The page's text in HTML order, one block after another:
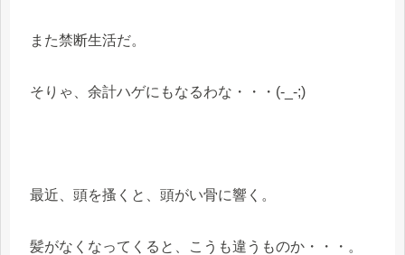
また禁断生活だ。
そりゃ、余計ハゲにもなるわな・・・(-_-;)
最近、頭を搔くと、頭がい骨に響く。
髪がなくなってくると、こうも違うものか・・・。